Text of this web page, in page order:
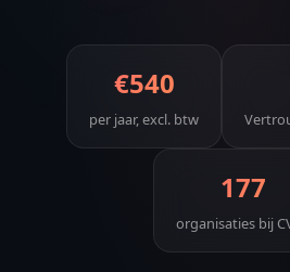
€540
per jaar, excl. btw
177
organisaties bij